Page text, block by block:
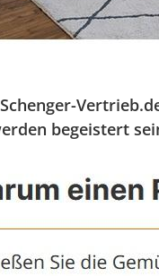
begeistert